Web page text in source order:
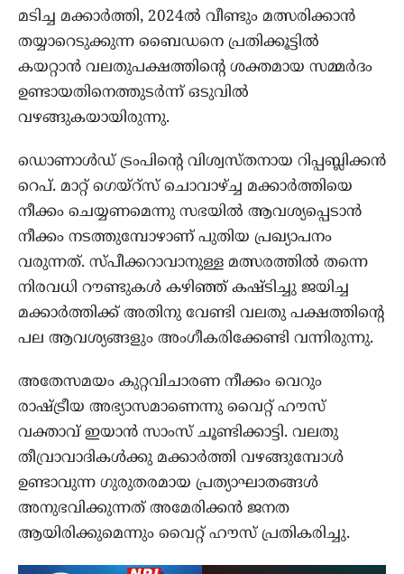
മടിച്ച മക്കാര്‍ത്തി, 2024ല്‍ വീണ്ടും മത്സരിക്കാന്‍
തയ്യാറെടുക്കുന്ന ബൈഡനെ പ്രതിക്കൂട്ടില്‍
കയറ്റാന്‍ വലതുപക്ഷത്തിന്റെ ശക്തമായ സമ്മര്‍ദം
ഉണ്ടായതിനെത്തുടര്‍ന്ന് ഒടുവില്‍
വഴങ്ങുകയായിരുന്നു.
ഡൊണാള്‍ഡ് ട്രംപിന്റെ വിശ്വസ്തനായ റിപ്പബ്ലിക്കന്‍
റെപ്. മാറ്റ് ഗെയ്‌റ്‌സ് ചൊവാഴ്ച്ച മക്കാര്‍ത്തിയെ
നീക്കം ചെയ്യണമെന്നു സഭയില്‍ ആവശ്യപ്പെടാന്‍
നീക്കം നടത്തുമ്പോഴാണ് പുതിയ പ്രഖ്യാപനം
വരുന്നത്. സ്പീക്കറാവാനുള്ള മത്സരത്തില്‍ തന്നെ
നിരവധി റൗണ്ടുകള്‍ കഴിഞ്ഞ് കഷ്ടിച്ചു ജയിച്ച
മക്കാര്‍ത്തിക്ക് അതിനു വേണ്ടി വലതു പക്ഷത്തിന്റെ
പല ആവശ്യങ്ങളും അംഗീകരിക്കേണ്ടി വന്നിരുന്നു.
അതേസമയം കുറ്റവിചാരണ നീക്കം വെറും
രാഷ്ട്രീയ അഭ്യാസമാണെന്നു വൈറ്റ് ഹൗസ്
വക്താവ് ഇയാന്‍ സാംസ് ചൂണ്ടിക്കാട്ടി. വലതു
തീവ്രാവാദികള്‍ക്കു മക്കാര്‍ത്തി വഴങ്ങുമ്പോള്‍
ഉണ്ടാവുന്ന ഗുരുതരമായ പ്രത്യാഘാതങ്ങള്‍
അനുഭവിക്കുന്നത് അമേരിക്കന്‍ ജനത
ആയിരിക്കുമെന്നും വൈറ്റ് ഹൗസ് പ്രതികരിച്ചു.